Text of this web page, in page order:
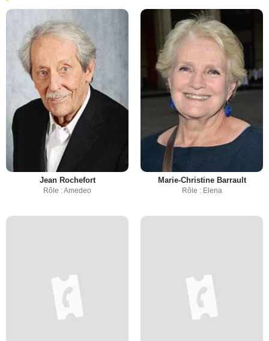
Jean Rochefort
Rôle : Amedeo
Marie-Christine Barrault
Rôle : Elena